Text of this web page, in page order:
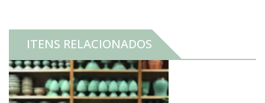
ITENS RELACIONADOS